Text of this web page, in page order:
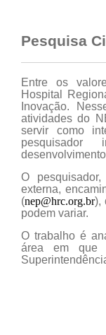
Pesquisa
Entre os
Hospital
Inovação.
atividades do
servir como
O
externa,
(nep@hrc.org.br),
podem variar.
O trabalho é
área em que